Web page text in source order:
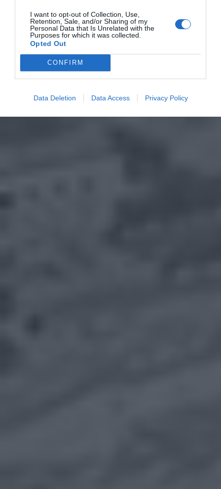
I want to opt-out of Collection, Use,
Retention, Sale, and/or Sharing of my
Personal Data that Is Unrelated with the
Purposes for which it was collected.
Opted Out
CONFIRM
Data Deletion Data Access Privacy Policy